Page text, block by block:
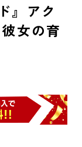
』アク
女の育